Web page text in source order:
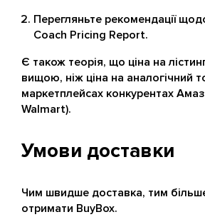
Перегляньте рекомендації
Coach Pricing Report.
Є також теорія, що ціна на
вищою, ніж ціна на аналогічний
маркетплейсах конкурентах
Walmart).
Умови доставки
Чим швидше доставка, тим
отримати BuyBox.